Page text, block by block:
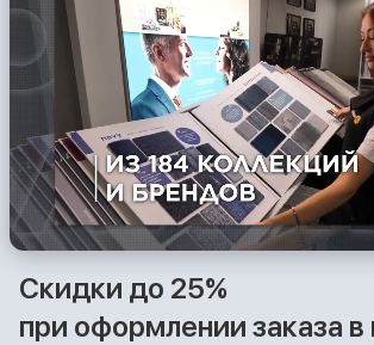
Скидки до 25%
при оформлении заказа